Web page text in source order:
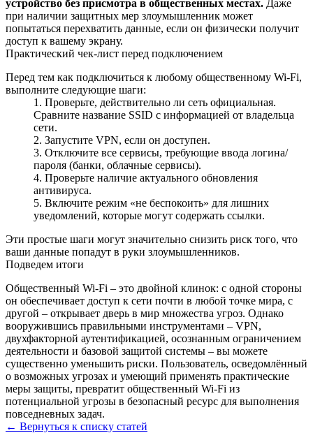
устройство без присмотра в общественных местах. Даже
при наличии защитных мер злоумышленник может
попытаться перехватить данные, если он физически получит
доступ к вашему экрану.
Практический чек‑лист перед подключением
Перед тем как подключиться к любому общественному Wi‑Fi,
выполните следующие шаги:
Проверьте, действительно ли сеть официальная.
Сравните название SSID с информацией от владельца
сети.
Запустите VPN, если он доступен.
Отключите все сервисы, требующие ввода логина/
пароля (банки, облачные сервисы).
Проверьте наличие актуального обновления
антивируса.
Включите режим «не беспокоить» для лишних
уведомлений, которые могут содержать ссылки.
Эти простые шаги могут значительно снизить риск того, что
ваши данные попадут в руки злоумышленников.
Подведем итоги
Общественный Wi‑Fi – это двойной клинок: с одной стороны
он обеспечивает доступ к сети почти в любой точке мира, с
другой – открывает дверь в мир множества угроз. Однако
вооружившись правильными инструментами – VPN,
двухфакторной аутентификацией, осознанным ограничением
деятельности и базовой защитой системы – вы можете
существенно уменьшить риски. Пользователь, осведомлённый
о возможных угрозах и умеющий применять практические
меры защиты, превратит общественный Wi‑Fi из
потенциальной угрозы в безопасный ресурс для выполнения
повседневных задач.
← Вернуться к списку статей